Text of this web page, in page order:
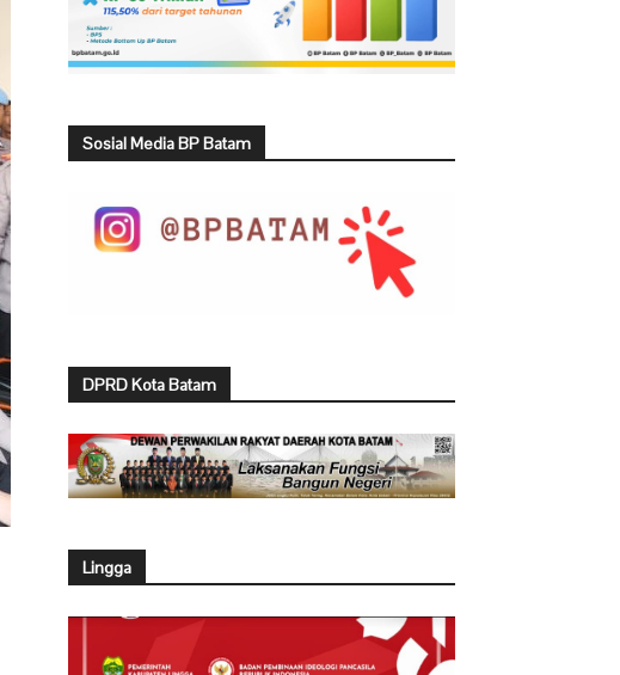
Sosial Media BP Batam
DPRD Kota Batam
Lingga